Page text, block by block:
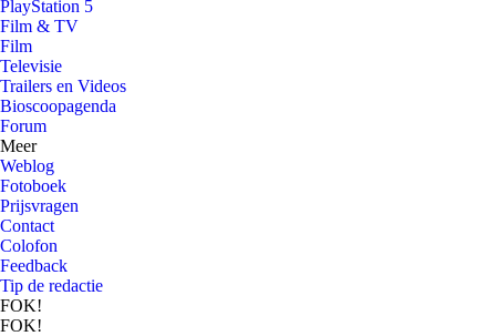
PlayStation 5
Film & TV
Film
Televisie
Trailers en Videos
Bioscoopagenda
Forum
Meer
Weblog
Fotoboek
Prijsvragen
Contact
Colofon
Feedback
Tip de redactie
FOK!
FOK!